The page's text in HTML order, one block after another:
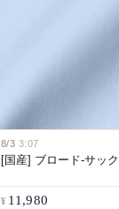
8/3 3:07
[国産] ブロード-サッ
11,980